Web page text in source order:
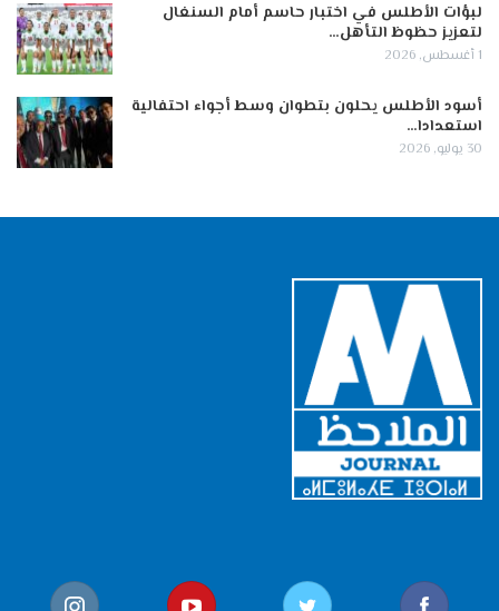
لبؤات الأطلس في اختبار حاسم أمام السنغال
لتعزيز حظوظ التأهل…
1 أغسطس, 2026
أسود الأطلس يحلون بتطوان وسط أجواء احتفالية
استعدادا…
30 يوليو, 2026